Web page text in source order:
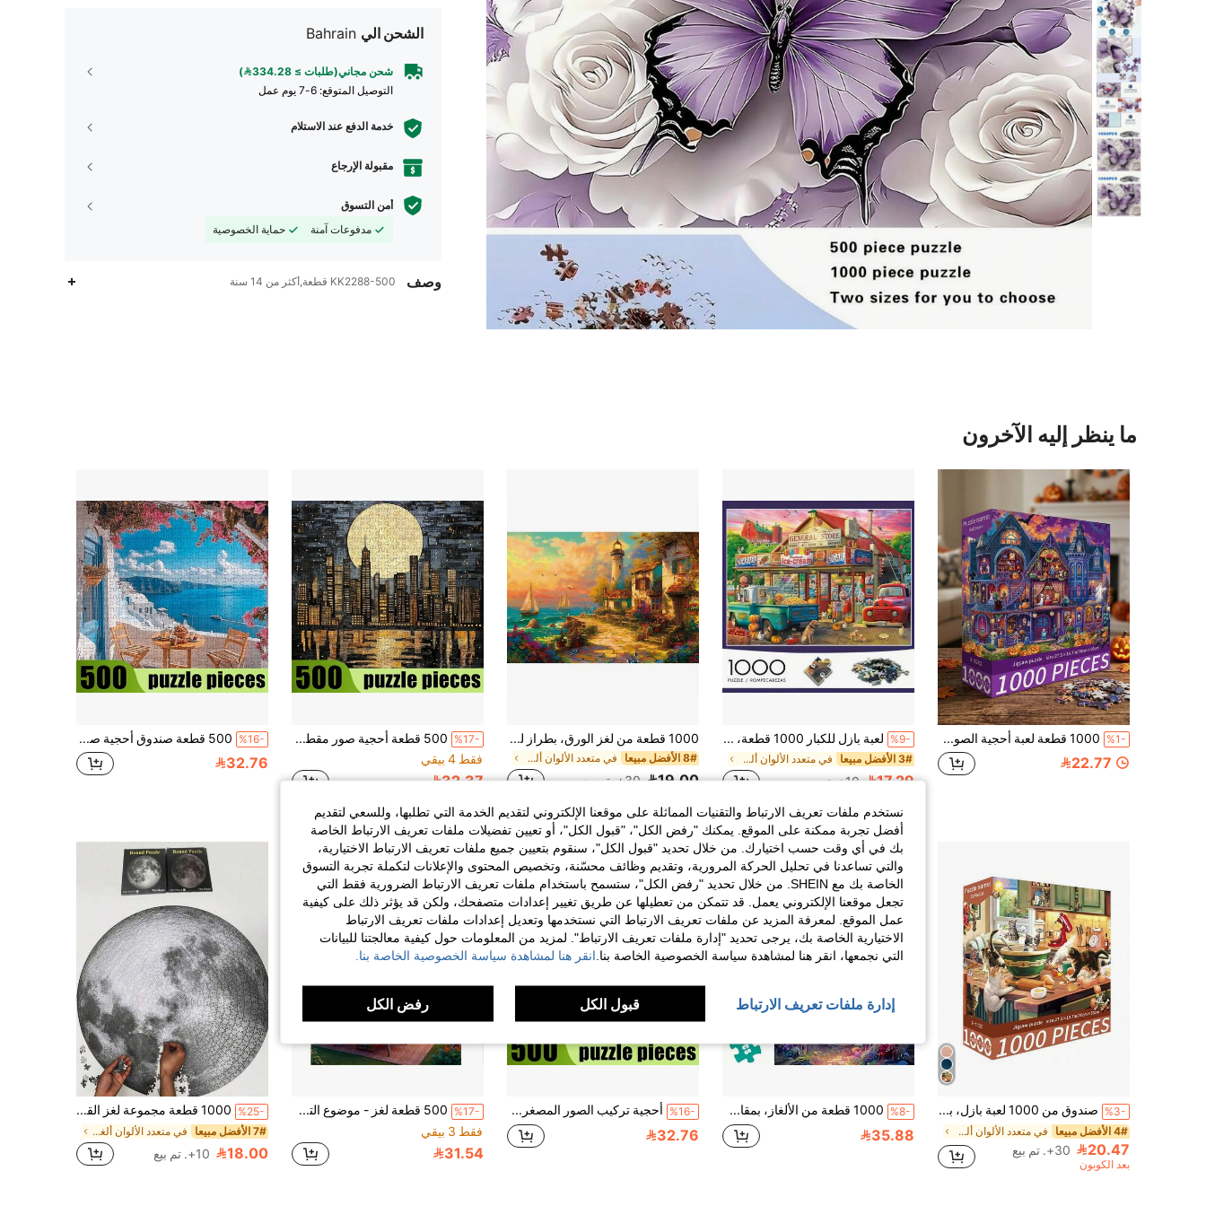
الشحن الي Bahrain
شحن مجاني(طلبات ≥ 334.28)
التوصيل المتوقع: 6-7 يوم عمل
خدمة الدفع عند الاستلام
مقبولة الإرجاع
أمن التسوق
مدفوعات آمنة
حماية الخصوصية
وصف KK2288-500 قطعة,أكثر من 14 سنة
ما ينظر إليه الآخرون
%1- 1000 قطعة لعبة أحجية الصور المقطوعة، 70 سم * 50 سم، لوحة زيتية للمناظر الطبيعية وأنماط كرتونية، تخفيف التوتر للبالغين، عمل فني ديكوري، مناسبة لهدايا عيد الهالوين والكريسماس وأعياد الميلاد
22.77
%9- لعبة بازل للكبار 1000 قطعة، ديكور جداري DIY محمول، مشهد ريفي حيوي، هدية عيد الميلاد المثالية أو ديكور المنزل/المكتب، المقاس 38 سم * 26 سم (14.96 بوصة * 10.24 بوصة)، متوسط الصعوبة، متعدد الألوان
3# الأفضل مبيعا في متعدد الألوان ألغاز للكبار
17.29 10+. تم بيع
1000 قطعة من لغز الورق، بطراز لوحة زيتية للمناظر الطبيعية، تخفيف الضغط وتحدي الذهن
8# الأفضل مبيعا في متعدد الألوان ألغاز للكبار
19.00 30+. تم بيع
%17-
500 قطعة أحجية صور مقطوعة مصغرة للبالغين مع علبة - أحجية ضوء القمر في المدينة، مقطوعة بدقة، مقاومة للخدش، صعوبة عالية مناسبة لتحدي البالغين. إنها عنصر ترفيه عائلي رائع، وخيار ديكور DIY، ومجموعة فنية. مثالية كهدايا لعيد الهالوين وعيد الميلاد، يمكنها تمرين الدماغ، وتسمح لك بالانغماس في المناظر الخلابة لمدينة ضوء القمر أثناء التجميع، والحصول على شعور بالإنجاز والاستمتاع الجمالي.
فقط 4 بيقي
32.37
%16- 500 قطعة صندوق أحجية صور مقطوعة بدقة للبالغين - تتميز هذه الأحجية بتحدي البالغين بنمط منظر بحري رائع لسانتوريني ومصنوعة من مادة مقاومة للخدش. مستوى صعوبة عالي مناسب للبالغين، يمكن استخدامها للترفيه العائلي، ديكور المنزل DIY، مجموعة فنية، وأيضًا هدية إبداعية لعيد الهالوين وعيد الميلاد وتحديات الدماغ، استمتع بالمتعة المزدوجة للفن والتحدي أثناء التجميع.
32.76
%3- صندوق من 1000 لعبة بازل، بمقاس 70 سم * 50 سم، بطبعات لوحات زيتية للمناظر الطبيعية والرسوم الكرتونية، للكبار للاسترخاء، لوحات فنية ديكورية، مناسبة كهدايا لعيد الهالوين والكريسماس وأعياد الميلاد
4# الأفضل مبيعا في متعدد الألوان ألغاز للكبار
20.47 30+. تم بيع
بعد الكوبون
%8- 1000 قطعة من الألغاز، بمقاس 50*70 سم/19.7*27.6 بوصة - فن فسيفساء للديكور الجداري، لوحة DIY للهواة، مصنوعة من مواد ورقية بدون إطار، مثالية لديكور المنزل والمكتب، هدية رائعة لعيد الهالوين والكريسماس ورأس السنة والعيد
35.88
%16- أحجية تركيب الصور المصغرة للكبار، 500 قطعة، معبأة في علبة - هذه الأحجية المقطوعة بدقة، والمستوحاة من حفلة شاي منزلية دافئة على شكل أرنب، مصنوعة من مادة مقاومة للخدش، ومناسبة لتحديات الكبار. تصميمها عالي الصعوبة يُحفز العقل، مما يجعلها أداة ترفيهية عائلية رائعة، أو قطعة ديكور منزلية يمكنك صنعها بنفسك، أو تحفة فنية لهواة الجمع. مثالية كهدية في الهالوين أو الكريسماس، تُضفي المرح واللمسة الفنية على حياتك.
32.76
%17-
500 قطعة لغز - موضوع التخييم بالمركبة السياحية - لعبة تعليمية وترفيهية للعائلة - هدية ديكور منزلي مثالية، فن مكتبي - 19.7x19.7 بوصة/50x50 سم، تحدي إبداعي، هدية عيد مثالية - مناسبة لعيد الميلاد والعام الجديد
فقط 3 بيقي
31.54
%25- 1000 قطعة مجموعة لغز القمر، مصممة للبالغين، لغز الصور المسطحة، هدية مثالية لعشاق السفر الفضائي. هذا اللغز الصعب للغاية المكون من 1000 قطعة يتميز بتصميم صورة مسطحة، مما يساعد على تخفيف الضغط ويجعله خيارًا مثاليًا للترفيه عن البالغين. لغز تعليمي عالي الذكاء 1000 قطعة. حجم كبير ، تصميم مبهر. مجموعة فنية ، لعبة ، عمل فني ، لغز ، لعبة عائلية ، فن ديكوري مكتمل ، هدية عيد الفصح ، هدية عيد
7# الأفضل مبيعا في متعدد الألوان ألغاز للكبار
18.00 10+. تم بيع
نستخدم ملفات تعريف الارتباط والتقنيات المماثلة على موقعنا الإلكتروني لتقديم الخدمة التي تطلبها، وللسعي لتقديم
أفضل تجربة ممكنة على الموقع. يمكنك "رفض الكل"، "قبول الكل"، أو تعيين تفضيلات ملفات تعريف الارتباط الخاصة
بك في أي وقت حسب اختيارك. من خلال تحديد "قبول الكل"، سنقوم بتعيين جميع ملفات تعريف الارتباط الاختيارية،
والتي تساعدنا في تحليل الحركة المرورية، وتقديم وظائف محسّنة، وتخصيص المحتوى والإعلانات لتكملة تجربة التسوق
الخاصة بك مع SHEIN. من خلال تحديد "رفض الكل"، ستسمح باستخدام ملفات تعريف الارتباط الضرورية فقط التي
تجعل موقعنا الإلكتروني يعمل. قد تتمكن من تعطيلها عن طريق تغيير إعدادات متصفحك، ولكن قد يؤثر ذلك على كيفية
عمل الموقع. لمعرفة المزيد عن ملفات تعريف الارتباط التي نستخدمها وتعديل إعدادات ملفات تعريف الارتباط
الاختيارية الخاصة بك، يرجى تحديد "إدارة ملفات تعريف الارتباط". لمزيد من المعلومات حول كيفية معالجتنا للبيانات
التي نجمعها، انقر هنا لمشاهدة سياسة الخصوصية الخاصة بنا. انقر هنا لمشاهدة سياسة الخصوصية الخاصة بنا.
إدارة ملفات تعريف الارتباط قبول الكل رفض الكل